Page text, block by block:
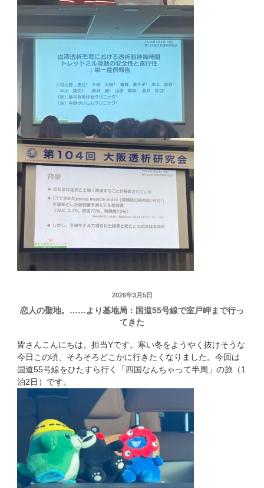
投
稿
2026年3月5日
恋人の聖地。……より基地局：国道55号線で室戸岬まで行っ
てきた
皆さんこんにちは。担当Yです。寒い冬をようやく抜けそうな
今日この頃、そろそろどこかに行きたくなりました。今回は
国道55号線をひたすら行く「四国なんちゃって半周」の旅（1
泊2日）です。